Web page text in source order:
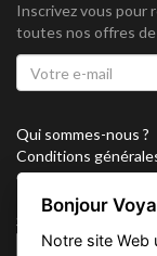
Inscrivez vous pour
toutes nos offres
Qui sommes-nous ?
Conditions
Confidentialité
Partenariat
Sitemap
Cookies
Bonjour
Notre site Web